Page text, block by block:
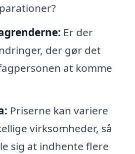
Er der
der gør det
at komme
Priserne kan variere
virksomheder, så
sig at indhente flere